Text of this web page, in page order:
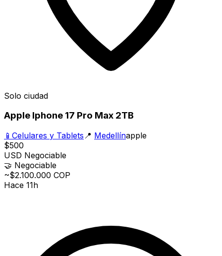
Solo ciudad
Apple Iphone 17 Pro Max 2TB
📱 Celulares y Tablets 📍 Medellínapple
$500
USD Negociable
🤝 Negociable
~$2.100.000 COP
Hace 11h